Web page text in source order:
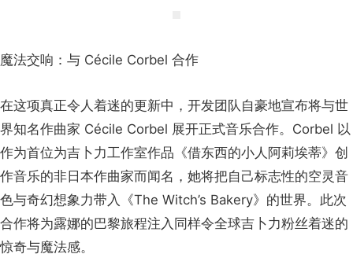
魔法交响：与 Cécile Corbel 合作
在这项真正令人着迷的更新中，开发团队自豪地宣布将与世
界知名作曲家 Cécile Corbel 展开正式音乐合作。Corbel 以
作为首位为吉卜力工作室作品《借东西的小人阿莉埃蒂》创
作音乐的非日本作曲家而闻名，她将把自己标志性的空灵音
色与奇幻想象力带入《The Witch’s Bakery》的世界。此次
合作将为露娜的巴黎旅程注入同样令全球吉卜力粉丝着迷的
惊奇与魔法感。